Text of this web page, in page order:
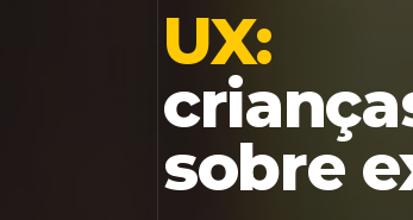
UX:
sobre